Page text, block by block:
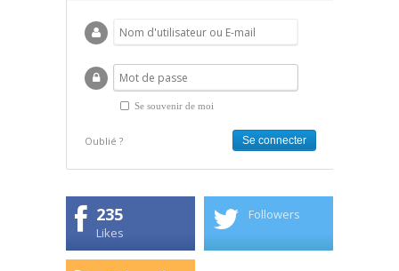
Se souvenir de moi
Oublié ?
235
Likes
Followers